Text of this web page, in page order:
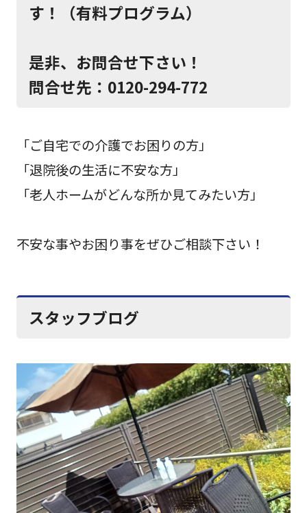
す！（有料プログラム）
是非、お問合せ下さい！
問合せ先：0120-294-772
「ご自宅での介護でお困りの方」
「退院後の生活に不安な方」
「老人ホームがどんな所か見てみたい方」
不安な事やお困り事をぜひご相談下さい！
スタッフブログ